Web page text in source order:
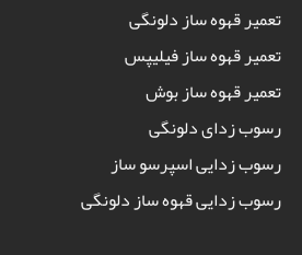
تعمیر قهوه ساز دلونگی
تعمیر قهوه ساز فیلیپس
تعمیر قهوه ساز بوش
رسوب زدای دلونگی
رسوب زدایی اسپرسو ساز
رسوب زدایی قهوه ساز دلونگی